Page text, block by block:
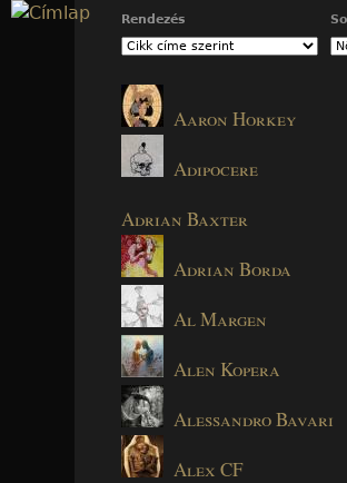
Jump to navigation
Rendezés
Aaron Horkey
Adipocere
Adrian Baxter
Adrian Borda
Al Margen
Alen Kopera
Alessandro Bavari
Alex CF